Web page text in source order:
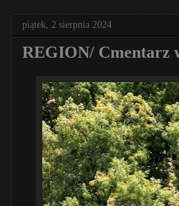
piątek, 2 sierpnia 2024
REGION/ Cmentarz